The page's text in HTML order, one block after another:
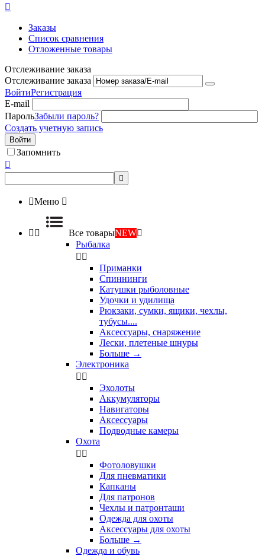

Заказы
Список сравнения
Отложенные товары
Отслеживание заказа
Отслеживание заказа
ВойтиРегистрация
E-mail
ПарольЗабыли пароль?
Создать учетную запись
Войти
Запомнить


Меню 
  Все товарыNEW
Рыбалка
 
Приманки
Спиннинги
Катушки рыболовные
Удочки и удилища
Рюкзаки, сумки, ящики, чехлы,
тубусы....
Аксессуары, снаряжение
Лески, плетеные шнуры
Больше →
Электроника
 
Эхолоты
Аккумуляторы
Навигаторы
Аксессуары
Подводные камеры
Охота
 
Фотоловушки
Для пневматики
Капканы
Для патронов
Чехлы и патронташи
Одежда для охоты
Аксессуары для охоты
Больше →
Одежда и обувь